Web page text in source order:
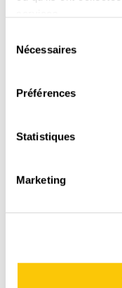
Nécessaires
Préférences
Statistiques
Marketing